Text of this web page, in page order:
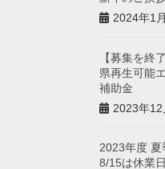
2024年1
【募集を終
県再生可能
補助金
2023年12
2023年度
8/15は休業